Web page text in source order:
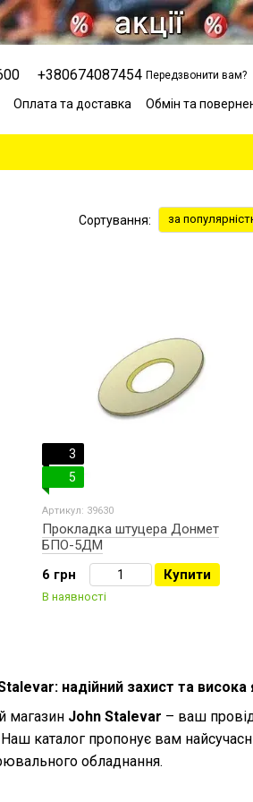
+380674087454 Передзвонити вам?
Оплата та доставка
Обмін та
Сортування: за
надійний захист та висока
магазин John Stalevar – ваш
каталог пропонує вам
обладнання.
3
5
Артикул: 39630
Прокладка штуцера Донмет
БПО-5ДМ
6 грн
Купити
В наявності